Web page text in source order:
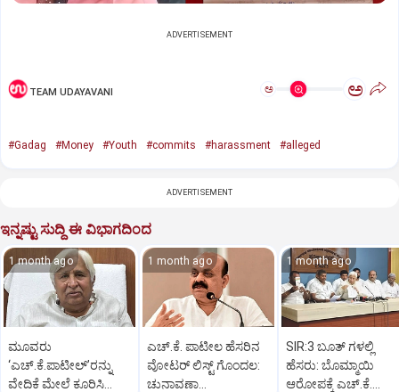
ADVERTISEMENT
TEAM UDAYAVANI ಅ ಅ
#Gadag #Money #Youth #commits #harassment #alleged
ADVERTISEMENT
ಇನ್ನಷ್ಟು ಸುದ್ದಿ ಈ ವಿಭಾಗದಿಂದ
1 month ago
ಮೂವರು
‘ಎಚ್‌.ಕೆ.ಪಾಟೀಲ್‌’ರನ್ನು
ವೇದಿಕೆ ಮೇಲೆ ಕೂರಿಸಿ
1 month ago
ಎಚ್.ಕೆ. ಪಾಟೀಲ ಹೆಸರಿನ
ವೋಟರ್ ಲಿಸ್ಟ್ ಗೊಂದಲ:
ಚುನಾವಣಾ
1 month ago
SIR:3 ಬೂತ್ ಗಳಲ್ಲಿ
ಹೆಸರು: ಬೊಮ್ಮಾಯಿ
ಆರೋಪಕ್ಕೆ ಎಚ್.ಕೆ.